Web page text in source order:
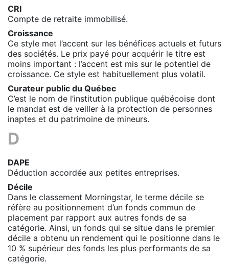
CRI
Compte de retraite immobilisé.
Croissance
Ce style met l’accent sur les bénéfices actuels et futurs
des sociétés. Le prix payé pour acquérir le titre est
moins important : l’accent est mis sur le potentiel de
croissance. Ce style est habituellement plus volatil.
Curateur public du Québec
C’est le nom de l’institution publique québécoise dont
le mandat est de veiller à la protection de personnes
inaptes et du patrimoine de mineurs.
D
DAPE
Déduction accordée aux petites entreprises.
Décile
Dans le classement Morningstar, le terme décile se
réfère au positionnement d’un fonds commun de
placement par rapport aux autres fonds de sa
catégorie. Ainsi, un fonds qui se situe dans le premier
décile a obtenu un rendement qui le positionne dans le
10 % supérieur des fonds les plus performants de sa
catégorie.